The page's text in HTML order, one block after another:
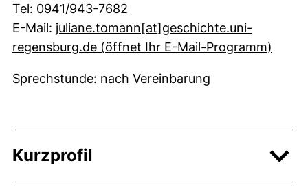
Tel: 0941/943-7682
E-Mail: juliane.tomann[at]geschichte.uni-
regensburg.de (öffnet Ihr E-Mail-Programm)
Sprechstunde: nach Vereinbarung
Kurzprofil